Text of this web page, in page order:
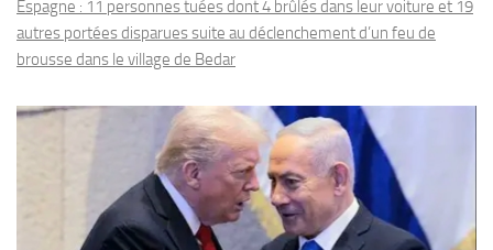
Espagne : 11 personnes tuées dont 4 brûlés dans leur voiture et 19
autres portées disparues suite au déclenchement d’un feu de
brousse dans le village de Bedar